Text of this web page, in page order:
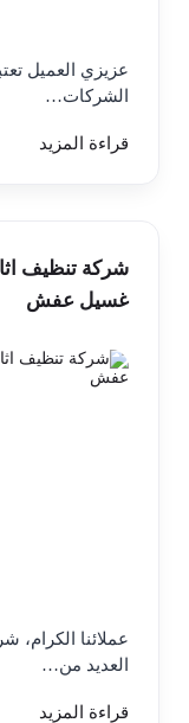
عزيزي العميل
الشركات…
قراءة المزيد
غسيل عفش
عملائنا
العديد من…
قراءة المزيد